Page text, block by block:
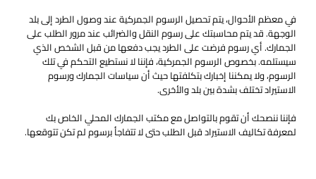
في معظم الأحوال، يتم تحصيل الرسوم الجمركية عند وصول الطرد إلى بلد
الوجهة. قد يتم محاسبتك على رسوم النقل والضرائب عند مرور الطلب على
الجمارك. أي رسوم فرضت على الطرد يجب دفعها من قبل الشخص الذي
سيستلمه. بخصوص الرسوم الجمركية، فإننا لا نستطيع التحكم في تلك
الرسوم، ولا يمكننا إخبارك بتكلفتها حيث أن سياسات الجمارك ورسوم
الاستيراد تختلف بشدة بين بلد والأخرى.
فإننا ننصحك أن تقوم بالتواصل مع مكتب الجمارك المحلي الخاص بك
لمعرفة تكاليف الاستيراد قبل الطلب حتى لا تتفاجأ برسوم لم تكن تتوقعها.